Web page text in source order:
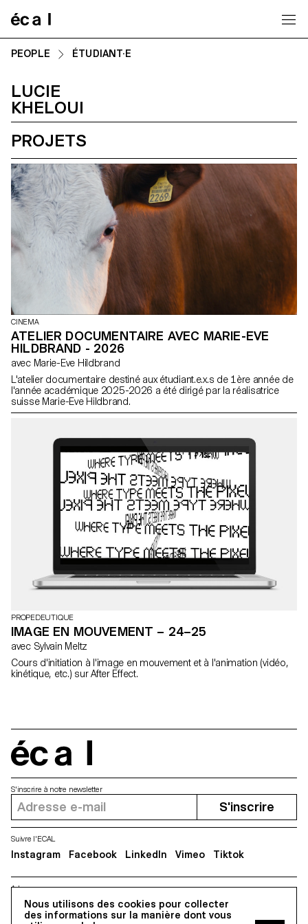
PEOPLE ÉTUDIANT·E
LUCIE
KHELOUI
PROJETS
CINEMA
ATELIER DOCUMENTAIRE AVEC MARIE-EVE
HILDBRAND - 2026
avec Marie-Eve Hildbrand
L'atelier documentaire destiné aux étudiant.e.x.s de 1ère année de
l'année académique 2025-2026 a été dirigé par la réalisatrice
suisse Marie-Eve Hildbrand.
PROPEDEUTIQUE
IMAGE EN MOUVEMENT – 24–25
avec Sylvain Meltz
Cours d'initiation à l'image en mouvement et à l'animation (vidéo,
kinétique, etc.) sur After Effect.
Nous utilisons des cookies pour collecter
des informations sur la manière dont vous
Adresse
5, avenue du Temple, CH-1020 Renens
S'inscrire à notre newsletter
S'inscrire
Suivre l'ECAL
Instagram Facebook LinkedIn Vimeo Tiktok